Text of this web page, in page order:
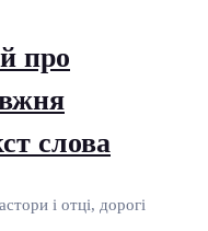
про
слова
і отці, дорогі